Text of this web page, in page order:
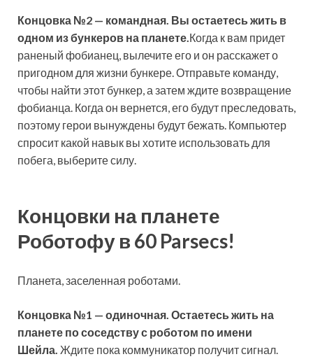
Концовка №2 — командная. Вы остаетесь жить в
одном из бункеров на планете.Когда к вам придет
раненый фобианец, вылечите его и он расскажет о
пригодном для жизни бункере. Отправьте команду,
чтобы найти этот бункер, а затем ждите возвращение
фобианца. Когда он вернется, его будут преследовать,
поэтому герои вынуждены будут бежать. Компьютер
спросит какой навык вы хотите использовать для
побега, выберите силу.
Концовки на планете
Роботофу в 60 Parsecs!
Планета, заселенная роботами.
Концовка №1 — одиночная. Остаетесь жить на
планете по соседству с роботом по имени
Шейла. Ждите пока коммуникатор получит сигнал.